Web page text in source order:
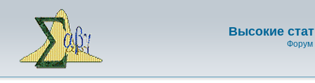
Высокие
Форум